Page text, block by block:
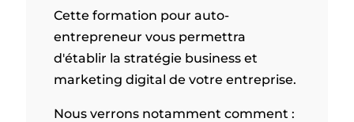
Cette formation pour auto-
entrepreneur vous permettra
d'établir la stratégie business et
marketing digital de votre entreprise.
Nous verrons notamment comment :